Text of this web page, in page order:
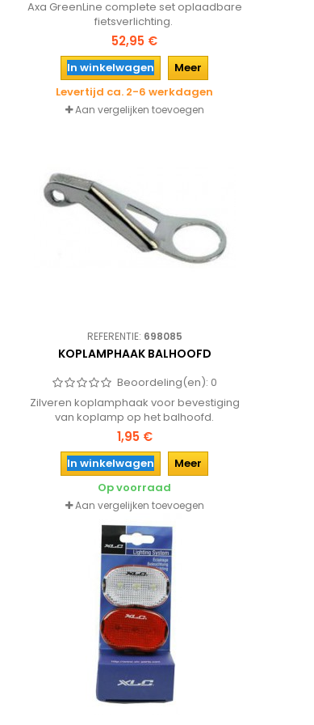
Axa GreenLine complete set oplaadbare
fietsverlichting.
52,95 €
In winkelwagen
Meer
Levertijd ca. 2-6 werkdagen
Aan vergelijken toevoegen
REFERENTIE: 698085
KOPLAMPHAAK BALHOOFD
Beoordeling(en): 0
Zilveren koplamphaak voor bevestiging
van koplamp op het balhoofd.
1,95 €
In winkelwagen
Meer
Op voorraad
Aan vergelijken toevoegen